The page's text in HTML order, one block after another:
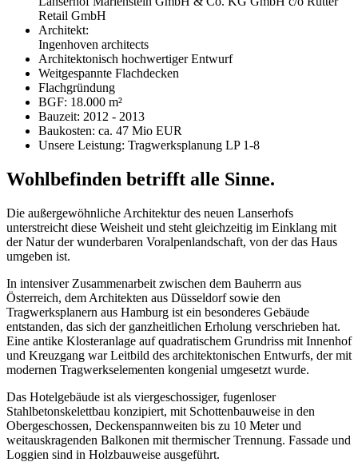
Retail GmbH
Architekt:
Ingenhoven architects
Architektonisch hochwertiger Entwurf
Weitgespannte Flachdecken
Flachgründung
BGF: 18.000 m²
Bauzeit: 2012 - 2013
Baukosten: ca. 47 Mio EUR
Unsere Leistung: Tragwerksplanung LP 1-8
Wohlbefinden betrifft alle Sinne.
Die außergewöhnliche Architektur des neuen Lanserhofs
unterstreicht diese Weisheit und steht gleichzeitig im Einklang mit
der Natur der wunderbaren Voralpenlandschaft, von der das Haus
umgeben ist.
In intensiver Zusammenarbeit zwischen dem Bauherrn aus
Österreich, dem Architekten aus Düsseldorf sowie den
Tragwerksplanern aus Hamburg ist ein besonderes Gebäude
entstanden, das sich der ganzheitlichen Erholung verschrieben hat.
Eine antike Klosteranlage auf quadratischem Grundriss mit Innenhof
und Kreuzgang war Leitbild des architektonischen Entwurfs, der mit
modernen Tragwerkselementen kongenial umgesetzt wurde.
Das Hotelgebäude ist als viergeschossiger, fugenloser
Stahlbetonskelettbau konzipiert, mit Schottenbauweise in den
Obergeschossen, Deckenspannweiten bis zu 10 Meter und
weitauskragenden Balkonen mit thermischer Trennung. Fassade und
Loggien sind in Holzbauweise ausgeführt.